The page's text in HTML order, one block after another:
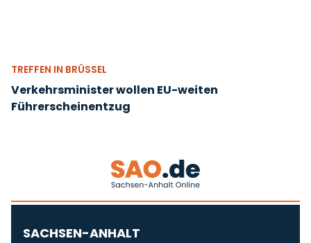
TREFFEN IN BRÜSSEL
Verkehrsminister wollen EU-weiten
Führerscheinentzug
SACHSEN-ANHALT